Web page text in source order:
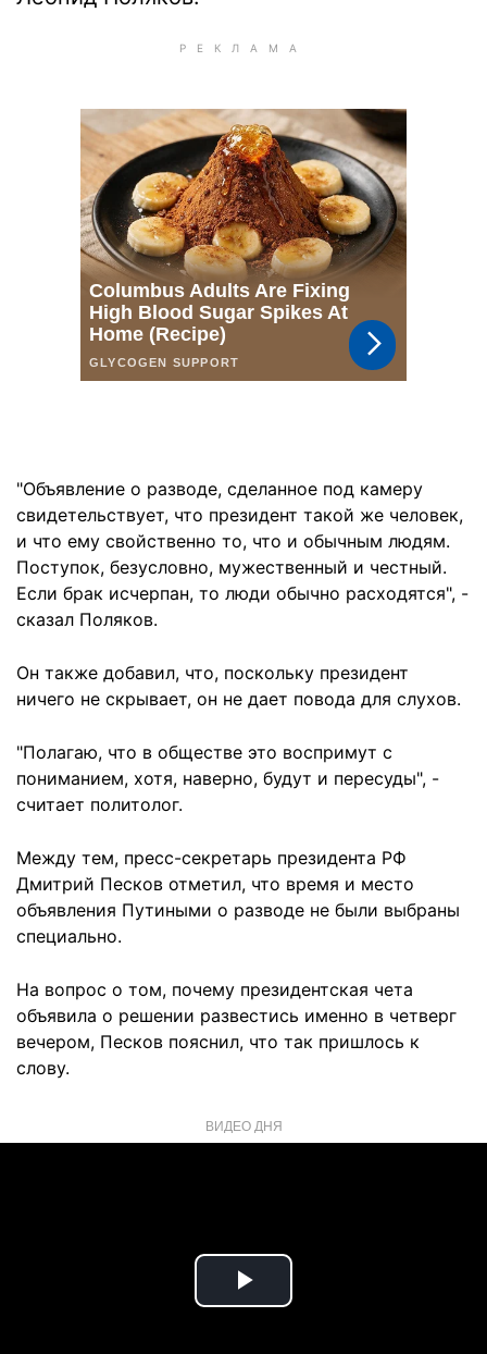
"Объявление о разводе, сделанное под камеру
свидетельствует, что президент такой же человек,
и что ему свойственно то, что и обычным людям.
Поступок, безусловно, мужественный и честный.
Если брак исчерпан, то люди обычно расходятся", -
сказал Поляков.
Он также добавил, что, поскольку президент
ничего не скрывает, он не дает повода для слухов.
"Полагаю, что в обществе это воспримут с
пониманием, хотя, наверно, будут и пересуды", -
считает политолог.
Между тем, пресс-секретарь президента РФ
Дмитрий Песков отметил, что время и место
объявления Путиными о разводе не были выбраны
специально.
На вопрос о том, почему президентская чета
объявила о решении развестись именно в четверг
вечером, Песков пояснил, что так пришлось к
слову.
ВИДЕО ДНЯ
Play